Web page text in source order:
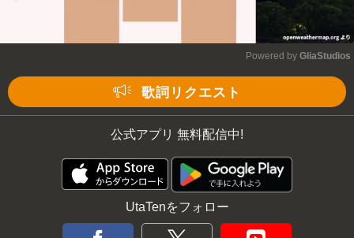
Powered by GliaStudios
歌詞リクエスト
公式アプリ 無料配信中!
UtaTenをフォロー